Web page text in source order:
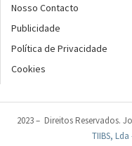
Nosso Contacto
Publicidade
Política de Privacidade
Cookies
2023 – Direitos Reservados.
TIIBS,